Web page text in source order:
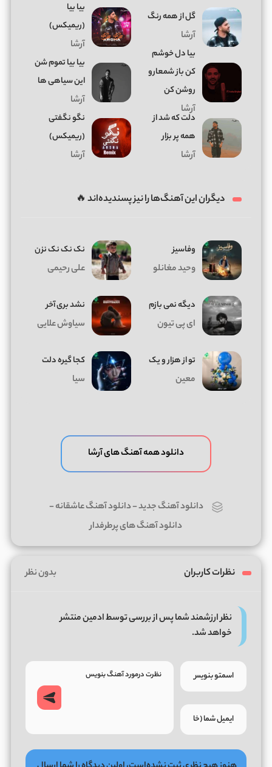
گل از همه رنگ
آرشا
بیا بیا
(ریمیکس)
آرشا
بیا دل خوشم
کن باز شمعارو
روشن کن
آرشا
بیا بیا تموم شن
این سیاهی ها
آرشا
دلت که شد از
همه پر بزار
آرشا
نگو نگفتی
(ریمیکس)
آرشا
دیگران این آهنگ‌ها را نیز پسندیده‌اند 🔥
وفاسیز
وحید مغانلو
نک نک نک نزن
علی رحیمی
دیگه نمی بازم
ای پی تیون
نشد بری آخر
سیاوش علایی
تو از هزار و یک
معین
کجا گیره دلت
سیا
دانلود همه آهنگ های آرشا
دانلود آهنگ جدید-دانلود آهنگ عاشقانه-
دانلود آهنگ های پرطرفدار
نظرات کاربران بدون نظر
نظر ارزشمند شما پس از بررسی توسط ادمین منتشر
خواهد شد.